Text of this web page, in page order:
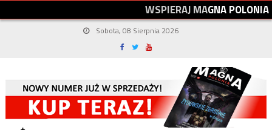
WSPIERAJMAGNAPOLONIA
Sobota, 08 Sierpnia 2026